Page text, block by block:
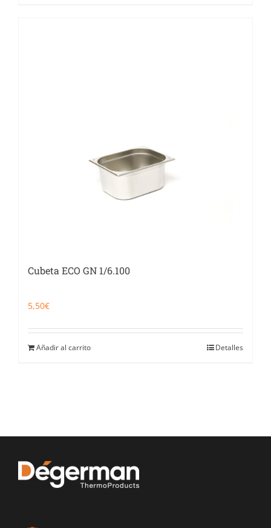
Cubeta ECO GN 1/6.100
5,50€
Añadir al carrito Detalles